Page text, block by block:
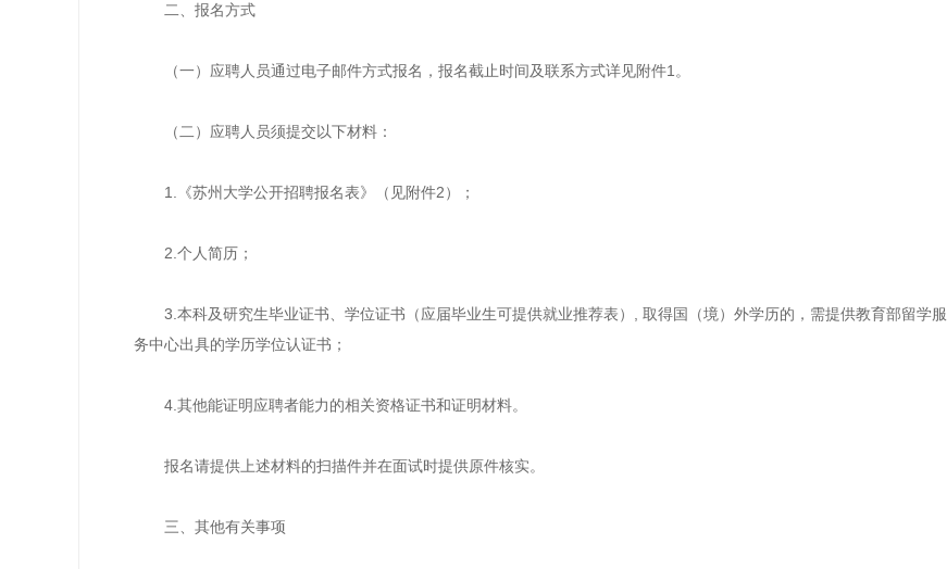
二、报名方式
（一）应聘人员通过电子邮件方式报名，报名截止时间及联系方式详见附件1。
（二）应聘人员须提交以下材料：
1.《苏州大学公开招聘报名表》（见附件2）；
2.个人简历；
3.本科及研究生毕业证书、学位证书（应届毕业生可提供就业推荐表）, 取得国（境）外学历的，需提供教育部留学服
务中心出具的学历学位认证书；
4.其他能证明应聘者能力的相关资格证书和证明材料。
报名请提供上述材料的扫描件并在面试时提供原件核实。
三、其他有关事项